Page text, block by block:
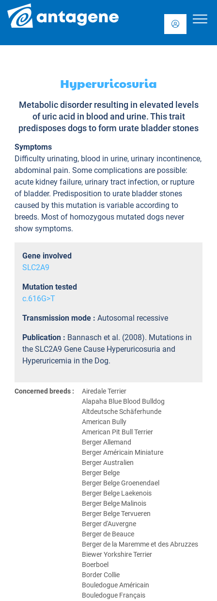
Hyperuricosuria
Metabolic disorder resulting in elevated levels
of uric acid in blood and urine. This trait
predisposes dogs to form urate bladder stones
Symptoms
Difficulty urinating, blood in urine, urinary incontinence,
abdominal pain. Some complications are possible:
acute kidney failure, urinary tract infection, or rupture
of bladder. Predisposition to urate bladder stones
caused by this mutation is variable according to
breeds. Most of homozygous mutated dogs never
show symptoms.
Gene involved
SLC2A9
Mutation tested
c.616G>T
Transmission mode : Autosomal recessive
Publication : Bannasch et al. (2008). Mutations in
the SLC2A9 Gene Cause Hyperuricosuria and
Hyperuricemia in the Dog.
Concerned breeds :
Airedale Terrier
Alapaha Blue Blood Bulldog
Altdeutsche Schäferhunde
American Bully
American Pit Bull Terrier
Berger Allemand
Berger Américain Miniature
Berger Australien
Berger Belge
Berger Belge Groenendael
Berger Belge Laekenois
Berger Belge Malinois
Berger Belge Tervueren
Berger d'Auvergne
Berger de Beauce
Berger de la Maremme et des Abruzzes
Biewer Yorkshire Terrier
Boerboel
Border Collie
Bouledogue Américain
Bouledogue Français